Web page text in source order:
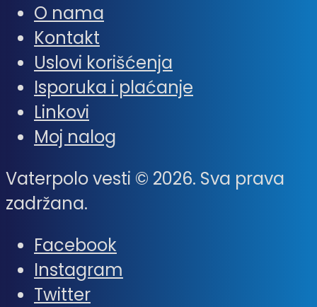
O nama
Kontakt
Uslovi korišćenja
Isporuka i plaćanje
Linkovi
Moj nalog
Vaterpolo vesti © 2026. Sva prava
zadržana.
Facebook
Instagram
Twitter